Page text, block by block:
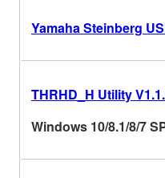
Yamaha Steinberg
THRHD_H Utility
Windows 10/8.1/8/7